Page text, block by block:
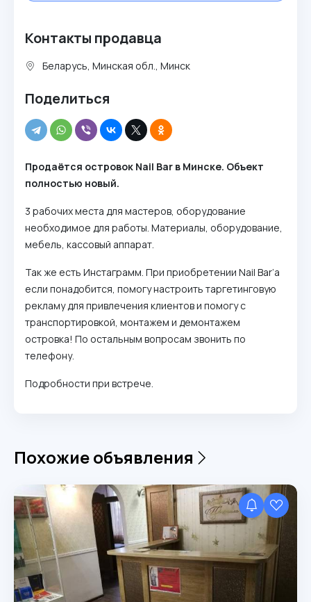
Контакты продавца
Беларусь, Минская обл., Минск
Поделиться
Продаётся островок Nail Bar в Минске. Объект
полностью новый.
3 рабочих места для мастеров, оборудование
необходимое для работы. Материалы, оборудование,
мебель, кассовый аппарат.
Так же есть Инстаграмм. При приобретении Nail Bar’a
если понадобится, помогу настроить таргетинговую
рекламу для привлечения клиентов и помогу с
транспортировкой, монтажем и демонтажем
островка! По остальным вопросам звонить по
телефону.
Подробности при встрече.
Похожие объявления